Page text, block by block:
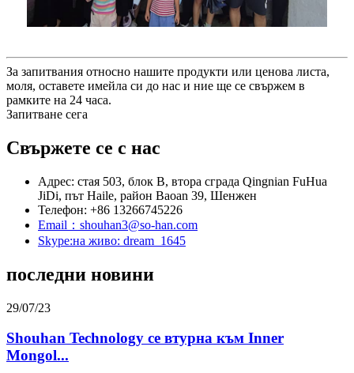
За запитвания относно нашите продукти или ценова листа,
моля, оставете имейла си до нас и ние ще се свържем в
рамките на 24 часа.
Запитване сега
Свържете се с нас
Адрес: стая 503, блок B, втора сграда Qingnian FuHua
JiDi, път Haile, район Baoan 39, Шенжен
Телефон: +86 13266745226
Email：shouhan3@so-han.com
Skype:на живо: dream_1645
последни новини
29/07/23
Shouhan Technology се втурна към Inner
Mongol...